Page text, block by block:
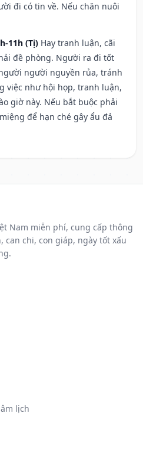
đi có tin về. Nếu chăn nuôi
11h (Tị) Hay tranh luận, cãi
đề phòng. Người ra đi tốt
người nguyền rủa, tránh
việc như hội họp, tranh luận,
giờ này. Nếu bắt buộc phải
để hạn ché gây ẩu đả
Nam miễn phí, cung cấp thông
can chi, con giáp, ngày tốt xấu
lịch